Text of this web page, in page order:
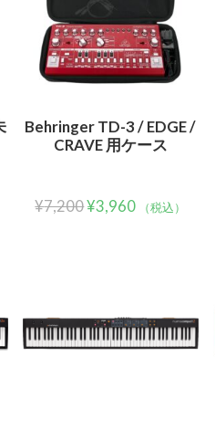
Behringer TD-3 / EDGE /
CRAVE 用ケース
¥7,200¥3,960 （税込）